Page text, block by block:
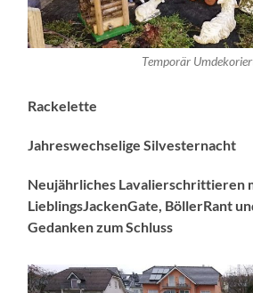
Temporär
Rackelette
Jahreswechselige Silvesternacht
Neujährliches Lavalierschrittieren
LieblingsJackenGate, BöllerRant
Gedanken zum Schluss